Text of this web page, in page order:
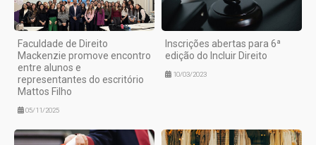
Faculdade de Direito
Mackenzie promove encontro
entre alunos e
representantes do escritório
Mattos Filho
05/11/2025
Inscrições abertas para 6ª
edição do Incluir Direito
10/03/2023